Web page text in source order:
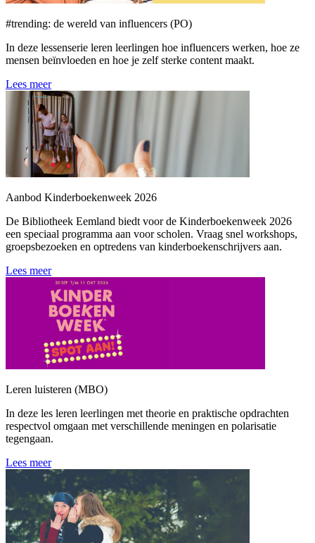
#trending: de wereld van influencers (PO)
In deze lessenserie leren leerlingen hoe influencers werken, hoe ze
mensen beïnvloeden en hoe je zelf sterke content maakt.
Lees meer
Aanbod Kinderboekenweek 2026
De Bibliotheek Eemland biedt voor de Kinderboekenweek 2026
een speciaal programma aan voor scholen. Vraag snel workshops,
groepsbezoeken en optredens van kinderboekenschrijvers aan.
Lees meer
Leren luisteren (MBO)
In deze les leren leerlingen met theorie en praktische opdrachten
respectvol omgaan met verschillende meningen en polarisatie
tegengaan.
Lees meer